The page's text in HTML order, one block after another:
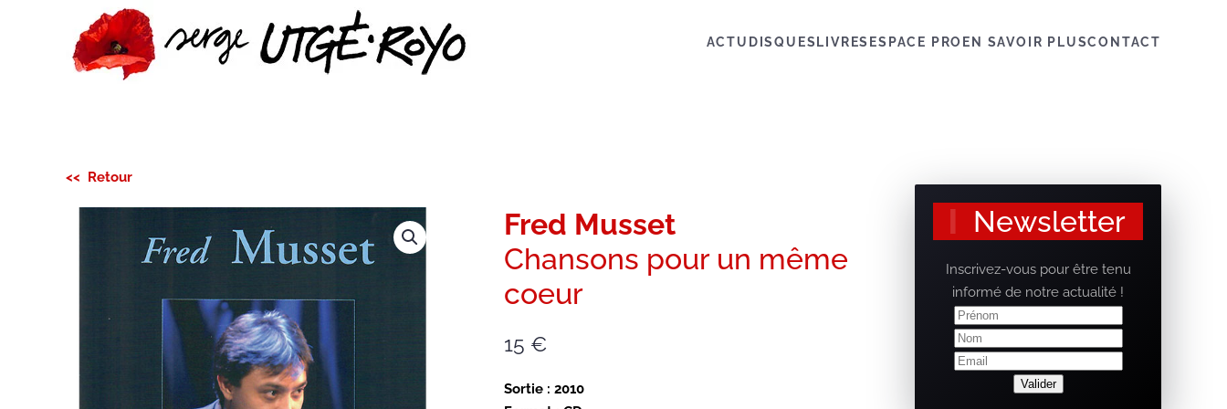
Passer au contenu principal ACTU DISQUES LIVRES ESPACE PRO EN SAVOIR PLUSCONTACT
<< Retour
Fred Musset
Chansons pour un même
coeur
15 €
Sortie : 2010
Newsletter
Inscrivez-vous pour être tenu
informé de notre actualité !